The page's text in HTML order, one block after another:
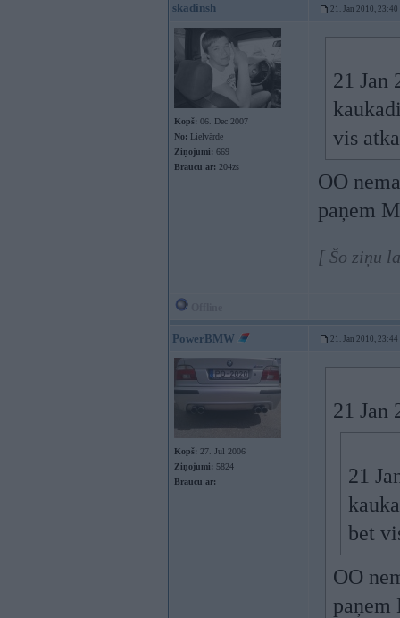
skadinsh 21. Jan 2010, 23:40
Kopš: 06. Dec 2007
No: Lielvārde
Ziņojumi: 669
Braucu ar: 204zs
21 Jan
vis
OO
paņem
[ Šo ziņu
PowerBMW 21. Jan 2010, 23:44
Kopš: 27. Jul 2006
Ziņojumi: 5824
Braucu ar:
21 Jan
21
bet
OO